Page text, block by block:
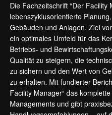
Die Fachzeitschrift “Der
lebenszyklusorientierte
Gebäuden und Anlagen. Ziel
ein optimales Umfeld für das
Betriebs- und
Qualität zu steigern, die
zu sichern und den Wert von
zu erhalten. Mit fundierter
Facility Manager“ das
Managements und gibt